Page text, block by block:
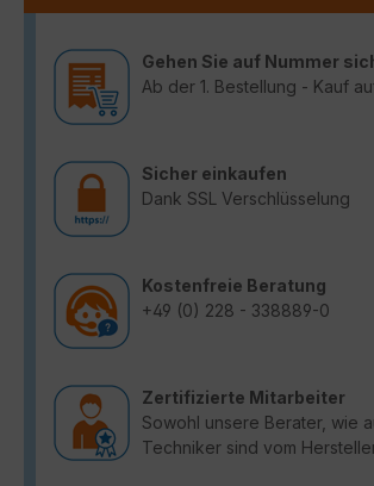
Gehen Sie auf Nummer
Ab der 1. Bestellung - Kauf
Sicher einkaufen
Dank SSL Verschlüsselung
Kostenfreie Beratung
+49 (0) 228 - 338889-0
Zertifizierte Mitarbeiter
Sowohl unsere Berater, wie
Techniker sind vom